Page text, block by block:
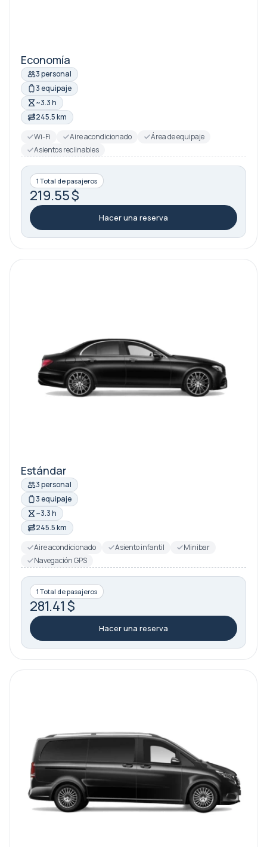
Economía
3 personal
3 equipaje
~3.3 h
245.5 km
Wi-Fi
Aire acondicionado
Área de equipaje
Asientos reclinables
1 Total de pasajeros
219.55 $
Hacer una reserva
Estándar
3 personal
3 equipaje
~3.3 h
245.5 km
Aire acondicionado
Asiento infantil
Minibar
Navegación GPS
1 Total de pasajeros
281.41 $
Hacer una reserva